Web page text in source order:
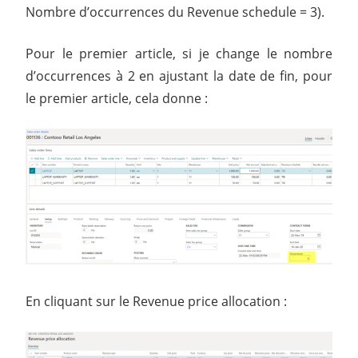
Nombre d’occurrences du Revenue schedule = 3).
Pour le premier article, si je change le nombre
d’occurrences à 2 en ajustant la date de fin, pour
le premier article, cela donne :
En cliquant sur le Revenue price allocation :